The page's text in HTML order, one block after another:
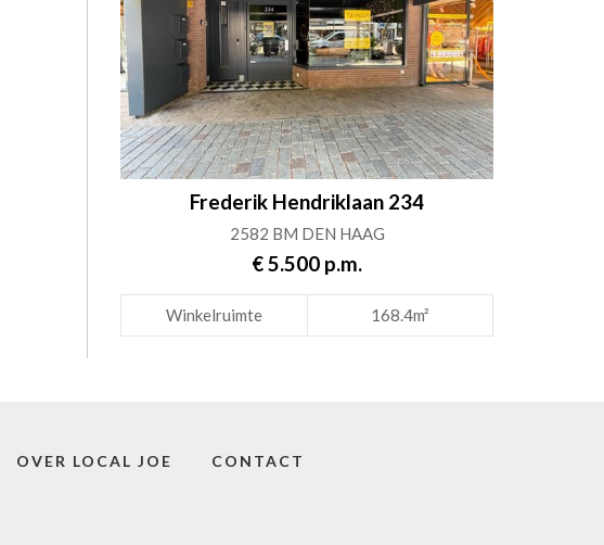
Frederik Hendriklaan 234
2582 BM DEN HAAG
€ 5.500 p.m.
Winkelruimte 168.4m²
OVER LOCAL JOE CONTACT